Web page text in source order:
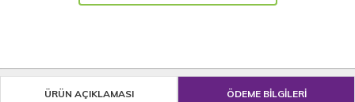
ÜRÜN AÇIKLAMASI ÖDEME BİLGİLERİ